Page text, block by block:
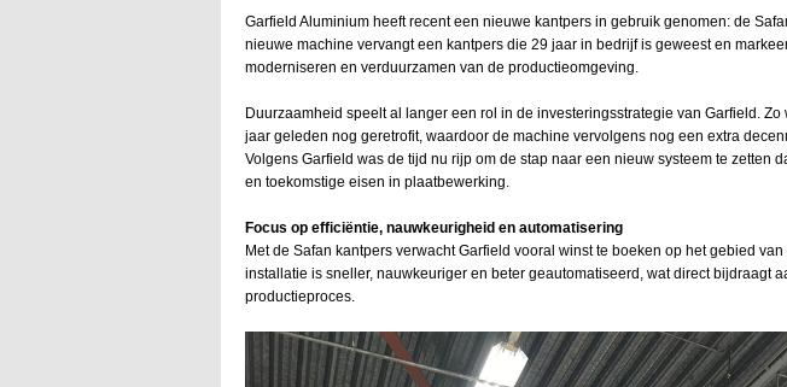
Garfield Aluminium heeft recent een nieuwe kantpers in gebruik genomen: de
nieuwe machine vervangt een kantpers die 29 jaar in bedrijf is geweest en
moderniseren en verduurzamen van de productieomgeving.
Duurzaamheid speelt al langer een rol in de investeringsstrategie van Garfield. Zo
jaar geleden nog geretrofit, waardoor de machine vervolgens nog een extra
Volgens Garfield was de tijd nu rijp om de stap naar een nieuw systeem te zetten
en toekomstige eisen in plaatbewerking.
Focus op efficiëntie, nauwkeurigheid en automatisering
Met de Safan kantpers verwacht Garfield vooral winst te boeken op het gebied
installatie is sneller, nauwkeuriger en beter geautomatiseerd, wat direct bijdraagt
productieproces.